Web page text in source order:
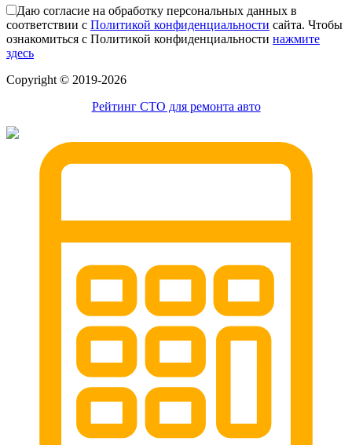
Даю согласие на обработку персональных данных в
соответствии с Политикой конфиденциальности сайта. Чтобы
ознакомиться с Политикой конфиденциальности нажмите
здесь
Сopyright © 2019-2026
Рейтинг СТО для ремонта авто